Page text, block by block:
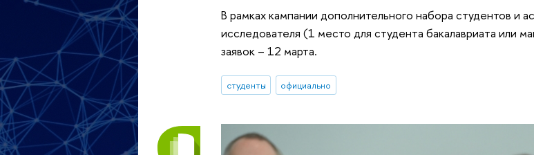
В рамках кампании дополнительного набора студентов
исследователя (1 место для студента бакалавриата или
заявок – 12 марта.
студенты официально